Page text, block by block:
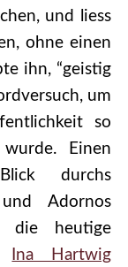
und liess
ohne einen
ihn, “geistig
um
so
Einen
durchs
Adornos
die heutige
Ina Hartwig